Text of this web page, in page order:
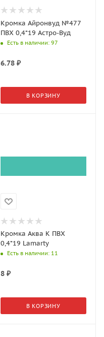
Кромка Айронвуд №477
ПВХ 0,4*19 Астро-Вуд
Есть в наличии: 97
6.78₽
В КОРЗИНУ
Кромка Аква К ПВХ
0,4*19 Lamarty
Есть в наличии: 11
8₽
В КОРЗИНУ